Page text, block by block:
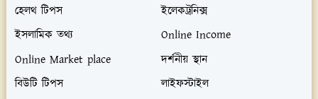
হেলথ টিপস
ইলেকট্রনিক্স
ইসলামিক তথ্য
Online Income
Online Market place
দর্শনীয় স্থান
বিউটি টিপস
লাইফস্টাইল